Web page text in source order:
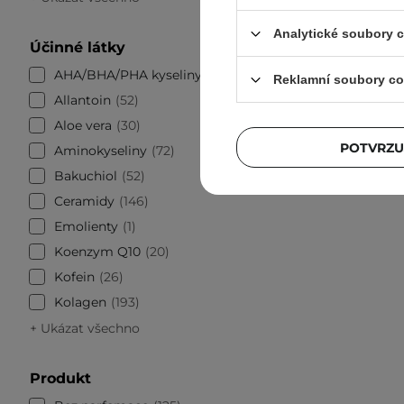
Účinné látky
AHA/BHA/PHA kyseliny
Allantoin
52
Aloe vera
30
Aminokyseliny
72
Bakuchiol
52
Ceramidy
146
Emolienty
1
Koenzym Q10 20
Kofein
26
Kolagen
193
+ Ukázat všechno
Produkt
Abib -
Analytické soubory
Reklamní soubory